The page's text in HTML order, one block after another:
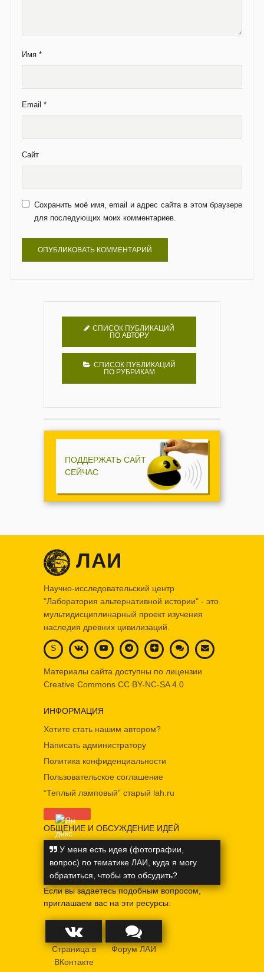
Имя *
Email *
Сайт
Сохранить моё имя, email и адрес сайта в этом браузере
для последующих моих комментариев.
СПИСОК ПУБЛИКАЦИЙ
ПО АВТОРУ
СПИСОК ПУБЛИКАЦИЙ
ПО РУБРИКАМ
ПОДДЕРЖАТЬ САЙТ
СЕЙЧАС
ЛАИ
Научно-исследовательский центр
"Лаборатория альтернативной истории" - это
мультидисциплинарный проект изучения
наследия древних цивилизаций.
S
Материалы сайта доступны по лицензии
Creative Commons CC BY-NC-SA 4.0
ИНФОРМАЦИЯ
Хотите стать нашим автором?
Написать администратору
Политика конфиденциальности
Пользовательское соглашение
“Теплый ламповый” старый lah.ru
ОБЩЕНИЕ И ОБСУЖДЕНИЕ ИДЕЙ
У меня есть идея (фотографии,
вопрос) по тематике ЛАИ, куда я могу
обратиться, чтобы это обсудить?
Если вы задаетесь подобным вопросом,
приглашаем вас на эти ресурсы:
Страница в
ВКонтакте
Форум ЛАИ